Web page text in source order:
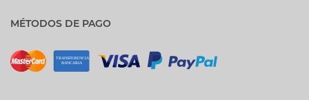
MÉTODOS DE PAGO